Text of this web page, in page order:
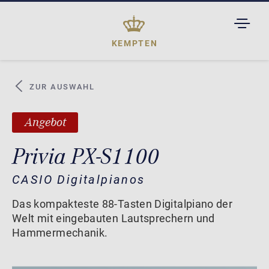
KEMPTEN
ZUR AUSWAHL
Angebot
Privia PX-S1100
CASIO Digitalpianos
Das kompakteste 88-Tasten Digitalpiano der
Welt mit eingebauten Lautsprechern und
Hammermechanik.